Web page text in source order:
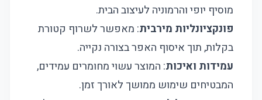
מוסיף יופי והרמוניה לעיצוב הבית.
פונקציונליות מירבית: מאפשר לשרוף קטורת
בקלות, תוך איסוף האפר בצורה נקייה.
עמידות ואיכות: המוצר עשוי מחומרים עמידים,
המבטיחים שימוש ממושך לאורך זמן.